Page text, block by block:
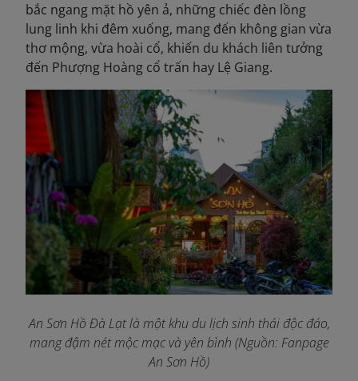
bắc ngang mặt hồ yên ả, những chiếc đèn lồng
lung linh khi đêm xuống, mang đến không gian vừa
thơ mộng, vừa hoài cổ, khiến du khách liên tưởng
đến Phượng Hoàng cổ trấn hay Lệ Giang.
An Sơn Hồ Đà Lạt là một khu du lịch sinh thái độc đáo,
mang đậm nét mộc mạc và yên bình (Nguồn: Fanpage
An Sơn Hồ)